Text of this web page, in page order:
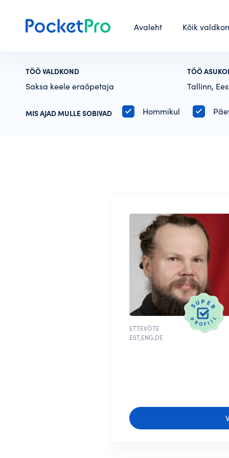
Avaleht Kõik
TÖÖ VALDKOND
Saksa keele eraõpetaja
TÖÖ
Tallinn,
MIS AJAD MULLE SOBIVAD Hommikul
ETTEVÕTE
EST,ENG,DE